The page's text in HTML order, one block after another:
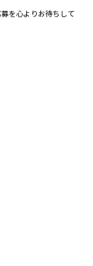
を心よりお待ちして